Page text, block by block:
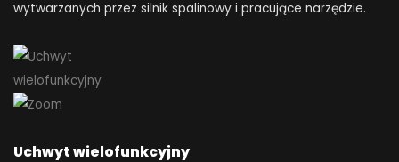
wytwarzanych przez silnik spalinowy i pracujące narzędzie.
Uchwyt wielofunkcyjny